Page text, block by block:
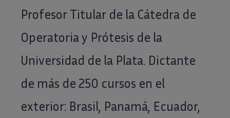
Profesor Titular de la Cátedra de
Operatoria y Prótesis de la
Universidad de la Plata. Dictante
de más de 250 cursos en el
exterior: Brasil, Panamá, Ecuador,